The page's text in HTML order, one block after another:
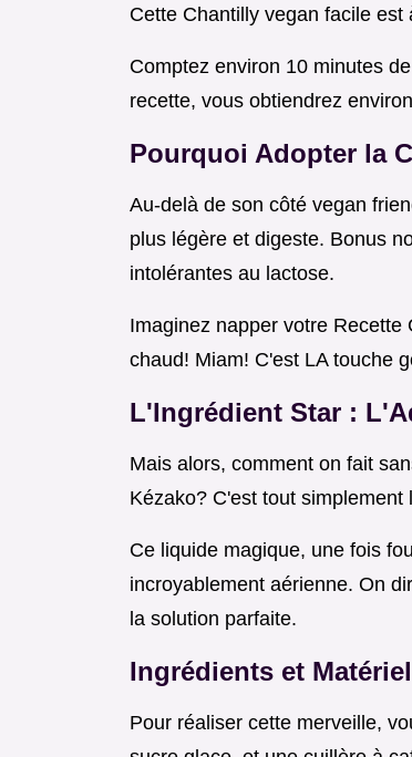
Cette Chantilly vegan facile
Comptez environ 10 minutes
recette, vous obtiendrez
Pourquoi Adopter la
Au-delà de son côté vegan
plus légère et digeste. Bonus
intolérantes au lactose.
Imaginez napper votre
chaud! Miam! C'est LA touche
L'Ingrédient Star :
Mais alors, comment on fait
Kézako? C'est tout
Ce liquide magique, une fois
incroyablement aérienne. On
la solution parfaite.
Ingrédients et
Pour réaliser cette merveille,